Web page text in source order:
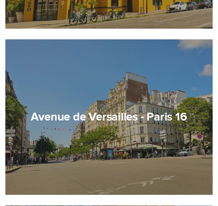
Avenue de Versailles - Paris 16